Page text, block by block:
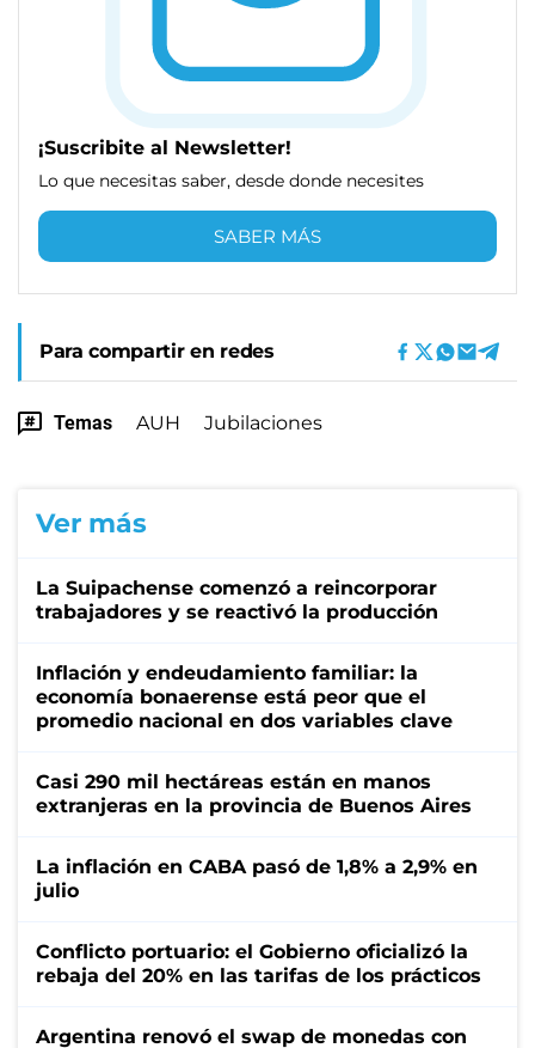
¡Suscribite al Newsletter!
Lo que necesitas saber, desde donde necesites
SABER MÁS
Para compartir en redes
Temas AUH Jubilaciones
Ver más
La Suipachense comenzó a reincorporar
trabajadores y se reactivó la producción
Inflación y endeudamiento familiar: la
economía bonaerense está peor que el
promedio nacional en dos variables clave
Casi 290 mil hectáreas están en manos
extranjeras en la provincia de Buenos Aires
La inflación en CABA pasó de 1,8% a 2,9% en
julio
Conflicto portuario: el Gobierno oficializó la
rebaja del 20% en las tarifas de los prácticos
Argentina renovó el swap de monedas con